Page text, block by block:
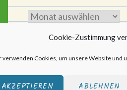
Cookie-Zustimmung
verwenden Cookies, um unsere Website und
AKZEPTIEREN ABLEHNEN
Archiv